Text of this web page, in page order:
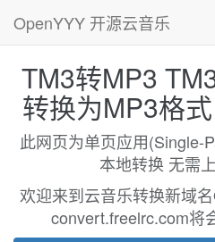
OpenYYY 开源云音乐
TM3转MP3
转换为MP3格
此网页为单页应用(Single-
本地转换 无需
欢迎来到云音乐转换新域
convert.freelrc.com将